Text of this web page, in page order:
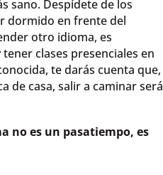
sano. Despídete de los
dormido en frente del
otro idioma, es
clases presenciales en
te darás cuenta que,
de casa, salir a caminar será
no es un pasatiempo, es